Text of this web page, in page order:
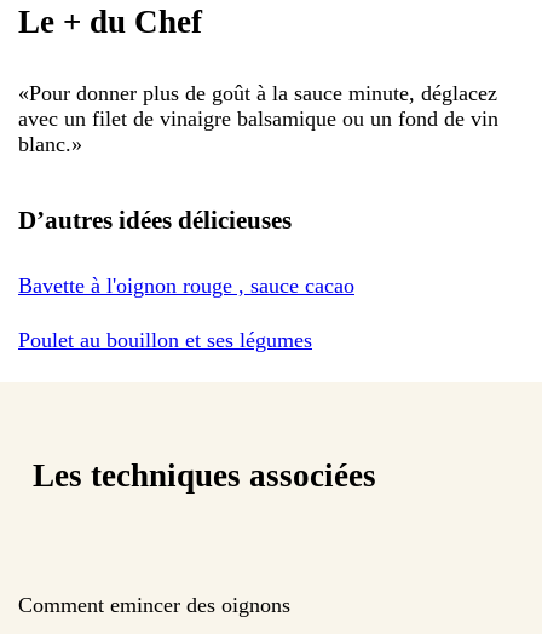
Le + du Chef
«Pour donner plus de goût à la sauce minute, déglacez
avec un filet de vinaigre balsamique ou un fond de vin
blanc.»
D’autres idées délicieuses
Bavette à l'oignon rouge , sauce cacao
Poulet au bouillon et ses légumes
Les techniques associées
Comment emincer des oignons